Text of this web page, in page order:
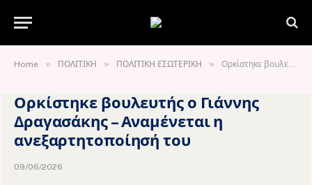
Home » ΠΟΛΙΤΙΚΗ » ΠΟΛΙΤΙΚΗ ΕΣΩΤΕΡΙΚΗ » Ορκίστηκε βουλευτής ο Γιάννης Δραγασάκης – Αναμένεται η ανεξαρτητοποίησή του
Ορκίστηκε βουλευτής ο Γιάννης
Δραγασάκης – Αναμένεται η
ανεξαρτητοποίησή του
09/06/2026